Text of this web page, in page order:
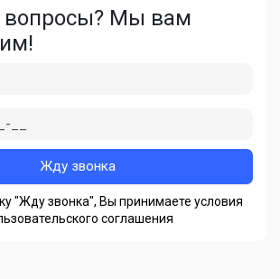
вопросы? Мы вам
"Жду звонка", Вы принимаете условия
соглашения